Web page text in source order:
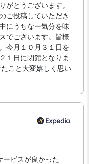
がとうございます。
ご投稿していただき
にうちなー気分を味
でございます。皆様
今月１０月３１日を
１日に閉館となりま
こと大変嬉しく思い
ービスが良かった